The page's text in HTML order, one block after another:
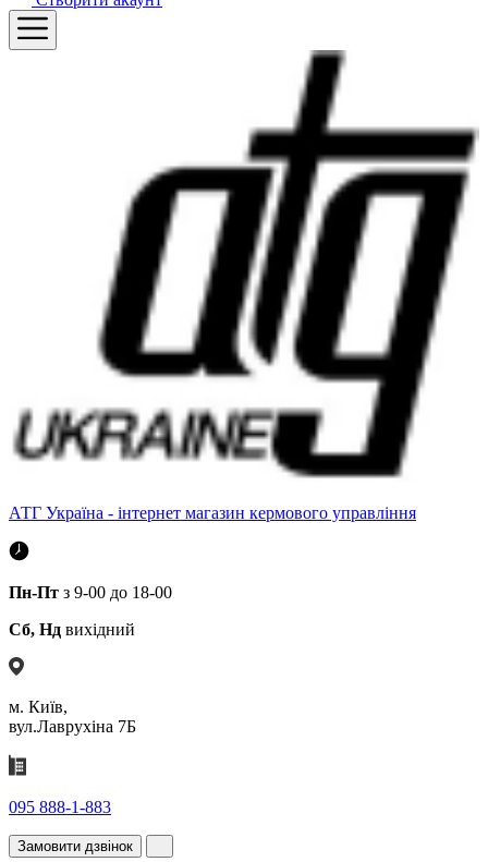
АТГ Україна - інтернет магазин кермового управління
Пн-Пт з 9-00 до 18-00
Сб, Нд вихідний
м. Київ,
вул.Лаврухіна 7Б
095 888-1-883
Замовити дзвінок